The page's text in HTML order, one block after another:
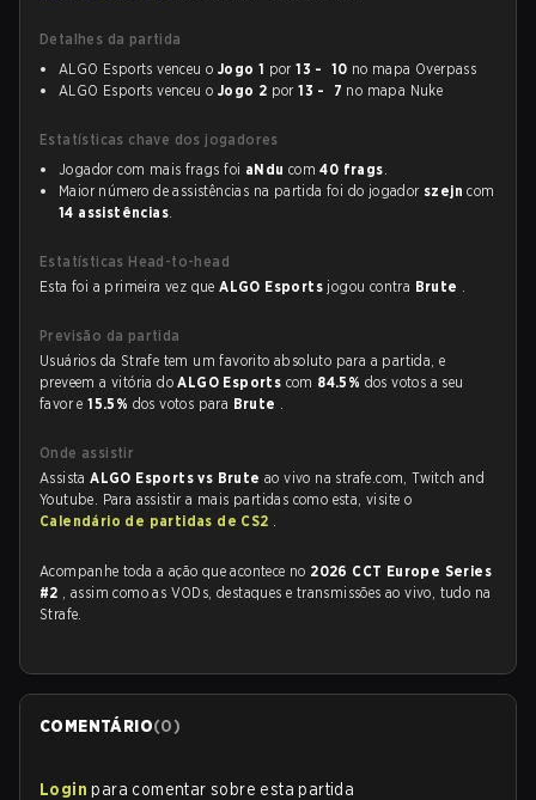
Detalhes da partida
ALGO Esports venceu o Jogo 1 por13 - 10 no mapa Overpass
ALGO Esports venceu o Jogo 2 por13 - 7 no mapa Nuke
Estatísticas chave dos jogadores
Jogador com mais frags foi aNdu com40 frags.
Maior número de assistências na partida foi do jogador szejn com
14 assistências.
Estatísticas Head-to-head
Esta foi a primeira vez queALGO Esports jogou contra Brute .
Previsão da partida
Usuários da Strafe tem um favorito absoluto para a partida, e
preveem a vitória doALGO Esports com 84.5% dos votos a seu
favor e15.5% dos votos para Brute .
Onde assistir
AssistaALGO Esports vs Bruteao vivo na strafe.com, Twitch and
Youtube. Para assistir a mais partidas como esta, visite o
Calendário de partidas de CS2 .
Acompanhe toda a ação que acontece no 2026 CCT Europe Series
#2 , assim como as VODs, destaques e transmissões ao vivo, tudo na
Strafe.
COMENTÁRIO(0)
Login para comentar sobre esta partida